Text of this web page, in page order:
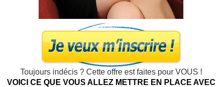
Toujours indécis ? Cette offre est faites pour VOUS !
VOICI CE QUE VOUS ALLEZ METTRE EN PLACE AVEC